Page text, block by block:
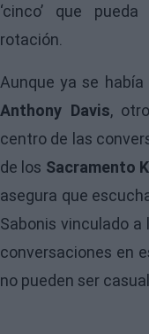
‘cinco’ que
rotación.
Aunque ya se
Anthony Davis,
centro de las
de los Sacramento
asegura que
Sabonis vinculado
conversaciones en
no pueden ser